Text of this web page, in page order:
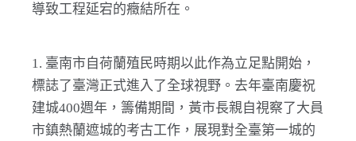
導致工程延宕的癥結所在。
1. 臺南市自荷蘭殖民時期以此作為立足點開始，
標誌了臺灣正式進入了全球視野。去年臺南慶祝
建城400週年，籌備期間，黃市長親自視察了大員
市鎮熱蘭遮城的考古工作，展現對全臺第一城的